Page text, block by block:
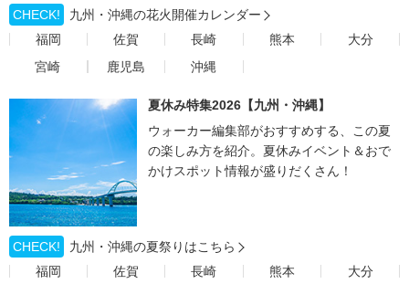
CHECK!
九州・沖縄の花火開催カレンダー
福岡
佐賀 長崎 熊本
大分
宮崎
鹿児島 沖縄
夏休み特集2026【九州・沖縄】
ウォーカー編集部がおすすめする、この夏
の楽しみ方を紹介。夏休みイベント＆おで
かけスポット情報が盛りだくさん！
CHECK!
九州・沖縄の夏祭りはこちら
福岡
佐賀 長崎 熊本
大分